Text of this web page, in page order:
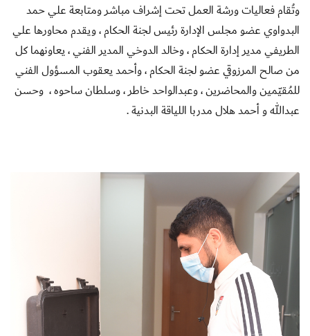
وتُقام فعاليات ورشة العمل تحت إشراف مباشر ومتابعة علي حمد
البدواوي عضو مجلس الإدارة رئيس لجنة الحكام ، ويقدم محاورها علي
الطريفي مدير إدارة الحكام ، وخالد الدوخي المدير الفني ، يعاونهما كل
من صالح المرزوقي عضو لجنة الحكام ، وأحمد يعقوب المسؤول الفني
للمُقيّمين والمحاضرين ، وعبدالواحد خاطر ، وسلطان ساحوه ، وحسن
عبدالله و أحمد هلال مدربا اللياقة البدنية .